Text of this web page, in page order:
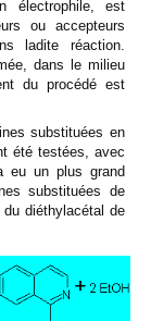
électrophile, est
ou accepteurs
ladite réaction.
dans le milieu
du procédé est
substituées en
été testées, avec
eu un plus grand
substituées de
du diéthylacétal de